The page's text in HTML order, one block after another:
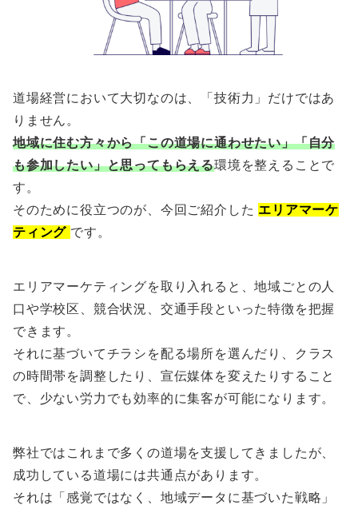
道場経営において大切なのは、「技術力」だけではあ
りません。
地域に住む方々から「この道場に通わせたい」「自分
も参加したい」と思ってもらえる環境を整えることで
す。
そのために役立つのが、今回ご紹介した エリアマーケ
ティング です。
エリアマーケティングを取り入れると、地域ごとの人
口や学校区、競合状況、交通手段といった特徴を把握
できます。
それに基づいてチラシを配る場所を選んだり、クラス
の時間帯を調整したり、宣伝媒体を変えたりすること
で、少ない労力でも効率的に集客が可能になります。
弊社ではこれまで多くの道場を支援してきましたが、
成功している道場には共通点があります。
それは「感覚ではなく、地域データに基づいた戦略」